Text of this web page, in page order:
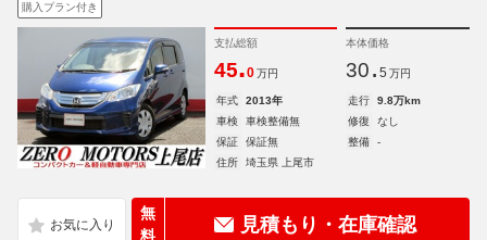
購入プラン付き
支払総額
45.0 万円
本体価格
30. 5 万円
年式 2013年 走行
9.8万km
車検
車検整備無 修復
なし
保証
保証無 整備
-
住所
埼玉県 上尾市
無
料
見積もり・在庫確認